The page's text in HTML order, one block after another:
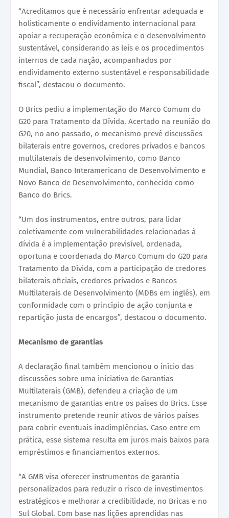
“Acreditamos que é necessário enfrentar adequada e
holisticamente o endividamento internacional para
apoiar a recuperação econômica e o desenvolvimento
sustentável, considerando as leis e os procedimentos
internos de cada nação, acompanhados por
endividamento externo sustentável e responsabilidade
fiscal”, destacou o documento.
O Brics pediu a implementação do Marco Comum do
G20 para Tratamento da Dívida. Acertado na reunião do
G20, no ano passado, o mecanismo prevê discussões
bilaterais entre governos, credores privados e bancos
multilaterais de desenvolvimento, como Banco
Mundial, Banco Interamericano de Desenvolvimento e
Novo Banco de Desenvolvimento, conhecido como
Banco do Brics.
“Um dos instrumentos, entre outros, para lidar
coletivamente com vulnerabilidades relacionadas à
dívida é a implementação previsível, ordenada,
oportuna e coordenada do Marco Comum do G20 para
Tratamento da Dívida, com a participação de credores
bilaterais oficiais, credores privados e Bancos
Multilaterais de Desenvolvimento (MDBs em inglês), em
conformidade com o princípio de ação conjunta e
repartição justa de encargos”, destacou o documento.
Mecanismo de garantias
A declaração final também mencionou o início das
discussões sobre uma iniciativa de Garantias
Multilaterais (GMB), defendeu a criação de um
mecanismo de garantias entre os países do Brics. Esse
instrumento pretende reunir ativos de vários países
para cobrir eventuais inadimplências. Caso entre em
prática, esse sistema resulta em juros mais baixos para
empréstimos e financiamentos externos.
“A GMB visa oferecer instrumentos de garantia
personalizados para reduzir o risco de investimentos
estratégicos e melhorar a credibilidade, no Bricas e no
Sul Global. Com base nas lições aprendidas nas